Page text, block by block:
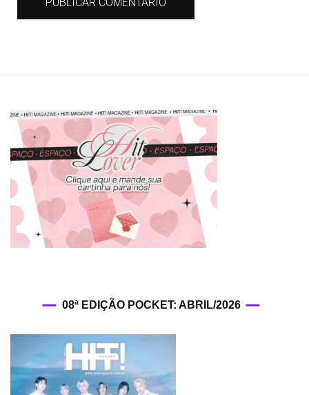
08ª EDIÇÃO POCKET: ABRIL/2026